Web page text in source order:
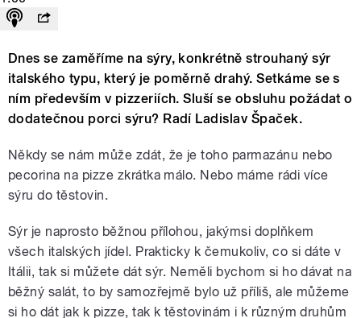
Dnes se zaměříme na sýry, konkrétně strouhaný sýr
italského typu, který je poměrně drahý. Setkáme se s
ním především v pizzeriích. Sluší se obsluhu požádat o
dodatečnou porci sýru? Radí Ladislav Špaček.
Někdy se nám může zdát, že je toho parmazánu nebo
pecorina na pizze zkrátka málo. Nebo máme rádi více
sýru do těstovin.
Sýr je naprosto běžnou přílohou, jakýmsi doplňkem
všech italských jídel. Prakticky k čemukoliv, co si dáte v
Itálii, tak si můžete dát sýr. Neměli bychom si ho dávat na
běžný salát, to by samozřejmě bylo už příliš, ale můžeme
si ho dát jak k pizze, tak k těstovinám i k různým druhům